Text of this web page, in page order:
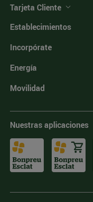
Tarjeta Cliente
Establecimientos
Incorpórate
Energía
Movilidad
Nuestras aplicaciones